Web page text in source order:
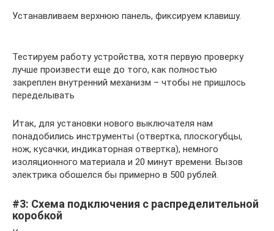
Устанавливаем верхнюю панель, фиксируем клавишу.
Тестируем работу устройства, хотя первую проверку
лучше произвести еще до того, как полностью
закреплен внутренний механизм – чтобы не пришлось
переделывать
Итак, для установки нового выключателя нам
понадобились инструменты (отвертка, плоскогубцы,
нож, кусачки, индикаторная отвертка), немного
изоляционного материала и 20 минут времени. Вызов
электрика обошелся бы примерно в 500 рублей.
#3: Схема подключения с распределительной
коробкой